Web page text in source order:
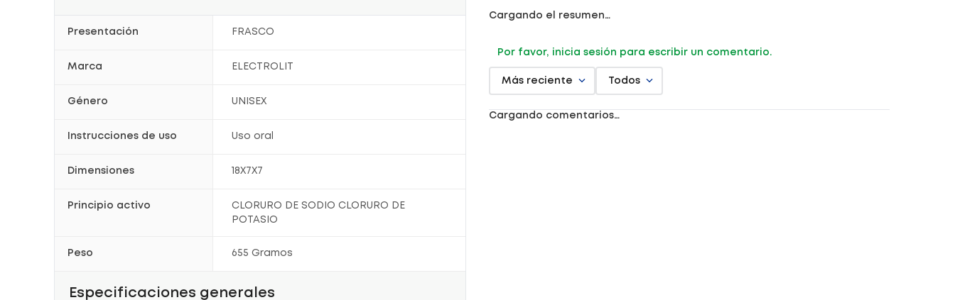
Presentación FRASCO
Marca ELECTROLIT
Género UNISEX
Instrucciones de uso Uso oral
Dimensiones 18X7X7
Principio activo
CLORURO DE SODIO CLORURO DE
POTASIO
Peso 655 Gramos
Especificaciones generales
Cargando el resumen…
Por favor, inicia sesión para escribir un comentario.
Más reciente Todos
Cargando comentarios…